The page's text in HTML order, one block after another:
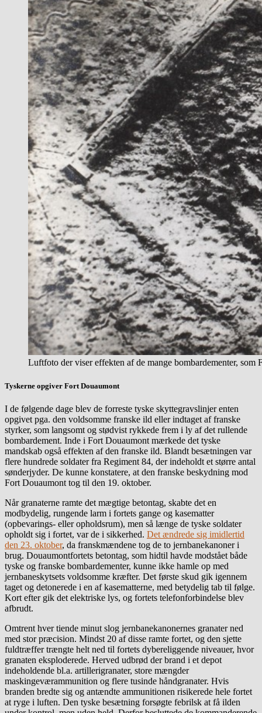
Luftfoto der viser effekten af de mange bombardementer,
Tyskerne opgiver Fort Douaumont
I de følgende dage blev de forreste tyske skyttegravslinjer enten
opgivet pga. den voldsomme franske ild eller indtaget af franske
styrker, som langsomt og stødvist rykkede frem i ly af det rullende
bombardement. Inde i Fort Douaumont mærkede det tyske
mandskab også effekten af den franske ild. Blandt besætningen var
flere hundrede soldater fra Regiment 84, der indeholdt et større antal
sønderjyder. De kunne konstatere, at den franske beskydning mod
Fort Douaumont tog til den 19. oktober.
Når granaterne ramte det mægtige betontag, skabte det en
modbydelig, rungende larm i fortets gange og kasematter
(opbevarings- eller opholdsrum), men så længe de tyske soldater
opholdt sig i fortet, var de i sikkerhed. Det ændrede sig imidlertid
den 23. oktober, da franskmændene tog de to jernbanekanoner i
brug. Douaumontfortets betontag, som hidtil havde modstået både
tyske og franske bombardementer, kunne ikke hamle op med
jernbaneskytsets voldsomme kræfter. Det første skud gik igennem
taget og detonerede i en af kasematterne, med betydelig tab til følge.
Kort efter gik det elektriske lys, og fortets telefonforbindelse blev
afbrudt.
Omtrent hver tiende minut slog jernbanekanonernes granater ned
med stor præcision. Mindst 20 af disse ramte fortet, og den sjette
fuldtræffer trængte helt ned til fortets dybereliggende niveauer, hvor
granaten eksploderede. Herved udbrød der brand i et depot
indeholdende bl.a. artillerigranater, store mængder
maskingeværammunition og flere tusinde håndgranater. Hvis
branden bredte sig og antændte ammunitionen risikerede hele fortet
at ryge i luften. Den tyske besætning forsøgte febrilsk at få ilden